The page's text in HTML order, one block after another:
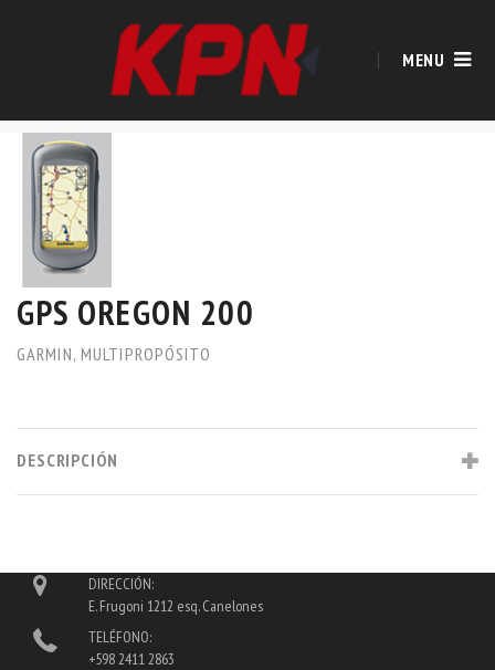
MENU
GPS OREGON 200
GARMIN, MULTIPROPÓSITO
DESCRIPCIÓN
DIRECCIÓN:
E. Frugoni 1212 esq. Canelones
TELÉFONO:
+598 2411 2863